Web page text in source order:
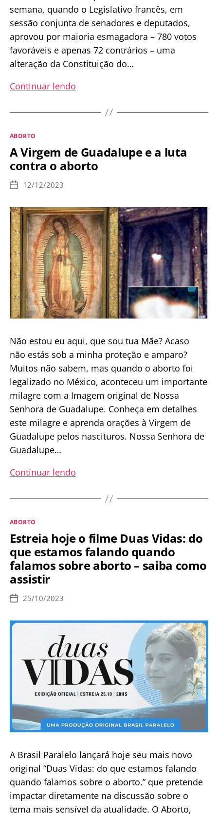
semana, quando o Legislativo francês, em
sessão conjunta de senadores e deputados,
aprovou por maioria esmagadora – 780 votos
favoráveis e apenas 72 contrários – uma
alteração da Constituição do…
Continuar lendo
direito
França.
O
a
seguir?
Categorias
ABORTO
A Virgem de Guadalupe e a luta
contra o aborto
Data
publicação
12/12/2023
Não estou eu aqui, que sou tua Mãe? Acaso
não estás sob a minha proteção e amparo?
Muitos não sabem, mas quando o aborto foi
legalizado no México, aconteceu um importante
milagre com a Imagem original de Nossa
Senhora de Guadalupe. Conheça em detalhes
este milagre e aprenda orações à Virgem de
Guadalupe pelos nascituros. Nossa Senhora de
Guadalupe…
Continuar lendo
de
a
luta
contra
Categorias
ABORTO
Estreia hoje o filme Duas Vidas: do
que estamos falando quando
falamos sobre aborto – saiba como
assistir
Data
publicação
25/10/2023
A Brasil Paralelo lançará hoje seu mais novo
original “Duas Vidas: do que estamos falando
quando falamos sobre o aborto.” que pretende
impactar diretamente na discussão sobre o
tema mais sensível da atualidade. O Aborto,